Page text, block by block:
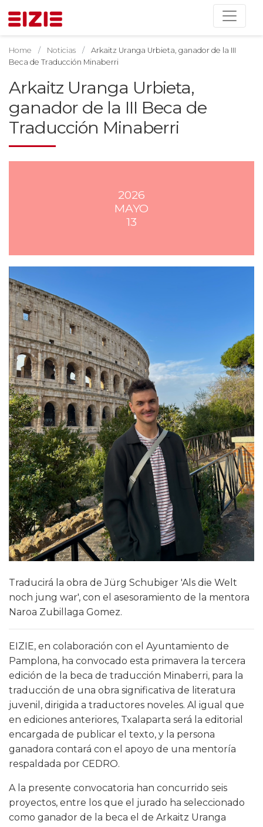
Home Noticias
Arkaitz Uranga Urbieta, ganador de la III
Beca de Traducción Minaberri
Arkaitz Uranga Urbieta,
ganador de la III Beca de
Traducción Minaberri
2026
MAYO
13
Traducirá la obra de Jürg Schubiger 'Als die Welt
noch jung war', con el asesoramiento de la mentora
Naroa Zubillaga Gomez.
EIZIE, en colaboración con el Ayuntamiento de
Pamplona, ha convocado esta primavera la tercera
edición de la beca de traducción Minaberri, para la
traducción de una obra significativa de literatura
juvenil, dirigida a traductores noveles. Al igual que
en ediciones anteriores, Txalaparta será la editorial
encargada de publicar el texto, y la persona
ganadora contará con el apoyo de una mentoría
respaldada por CEDRO.
A la presente convocatoria han concurrido seis
proyectos, entre los que el jurado ha seleccionado
como ganador de la beca el de Arkaitz Uranga